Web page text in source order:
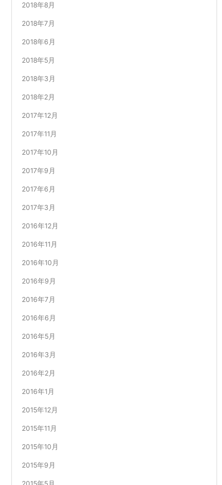
2018年8月
2018年7月
2018年6月
2018年5月
2018年3月
2018年2月
2017年12月
2017年11月
2017年10月
2017年9月
2017年6月
2017年3月
2016年12月
2016年11月
2016年10月
2016年9月
2016年7月
2016年6月
2016年5月
2016年3月
2016年2月
2016年1月
2015年12月
2015年11月
2015年10月
2015年9月